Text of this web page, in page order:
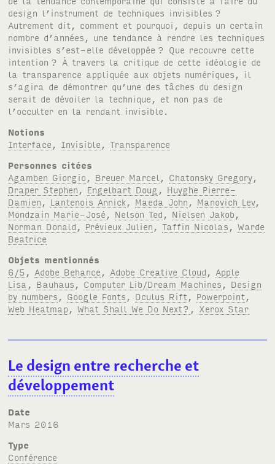
design l’instrument de techniques invisibles ?
Autrement dit, comment et pourquoi, depuis un certain
nombre d’années, une tendance à rendre les techniques
invisibles s’est-elle développée ? Que recouvre cette
intention ? À travers la critique de cette idéologie de
la transparence appliquée aux objets numériques, il
s’agira de démontrer qu’une des tâches du design
serait de dévoiler la technique, et non pas de
l’occulter en la rendant invisible.
Notions
Interface , Invisible ,Transparence
Personnes citées
Agamben Giorgio , Breuer Marcel , Chatonsky Gregory,
Draper Stephen , Engelbart Doug , Huyghe Pierre-
Damien , Lantenois Annick, Maeda John , Manovich Lev,
Mondzain Marie-José , Nelson Ted , Nielsen Jakob ,
Norman Donald , Prévieux Julien ,Taffin Nicolas ,Warde
Beatrice
Objets mentionnés
6/5 , Adobe Behance , Adobe Creative Cloud , Apple
Lisa , Bauhaus , Computer Lib/Dream Machines , Design
by numbers , Google Fonts , Oculus Rift , Powerpoint ,
Web Heatmap ,What Shall We Do Next? , Xerox Star
Le design entre recherche et
développement
Date
mars 2016
Type
Conférence